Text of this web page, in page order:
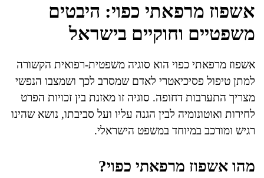
אשפוז מרפאתי כפוי: היבטים
משפטיים וחוקיים בישראל
אשפוז מרפאתי כפוי הוא סוגיה משפטית-רפואית הקשורה
למתן טיפול פסיכיאטרי לאדם שמסרב לכך ושמצבו הנפשי
מצריך התערבות דחופה. סוגיה זו מאזנת בין זכויות הפרט
לחירות ואוטונומיה לבין הגנה עליו ועל סביבתו, נושא שהינו
רגיש ומורכב במיוחד במשפט הישראלי.
מהו אשפוז מרפאתי כפוי?